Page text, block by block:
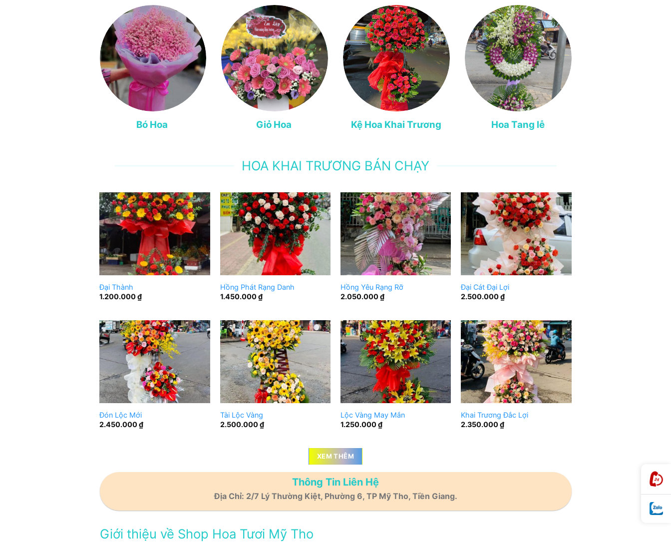
Bó Hoa Giỏ Hoa Kệ Hoa Khai Trương Hoa Tang lễ
HOA KHAI TRƯƠNG BÁN CHẠY
Đại Thành
1.200.000₫
Hồng Phát Rạng Danh
1.450.000₫
Hồng Yêu Rạng Rỡ
2.050.000₫
Đại Cát Đại Lợi
2.500.000₫
Đón Lộc Mới
2.450.000₫
Tài Lộc Vàng
2.500.000₫
Lộc Vàng May Mắn
1.250.000₫
Khai Trương Đắc Lợi
2.350.000₫
XEM THÊM
Thông Tin Liên Hệ
Địa Chỉ: 2/7 Lý Thường Kiệt, Phường 6, TP Mỹ Tho, Tiền Giang.
Giới thiệu về Shop Hoa Tươi Mỹ Tho